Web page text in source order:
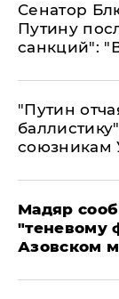
Сенатор
Путину
санкций":
"Путин
союзникам
Мадяр
"теневому
Азовском